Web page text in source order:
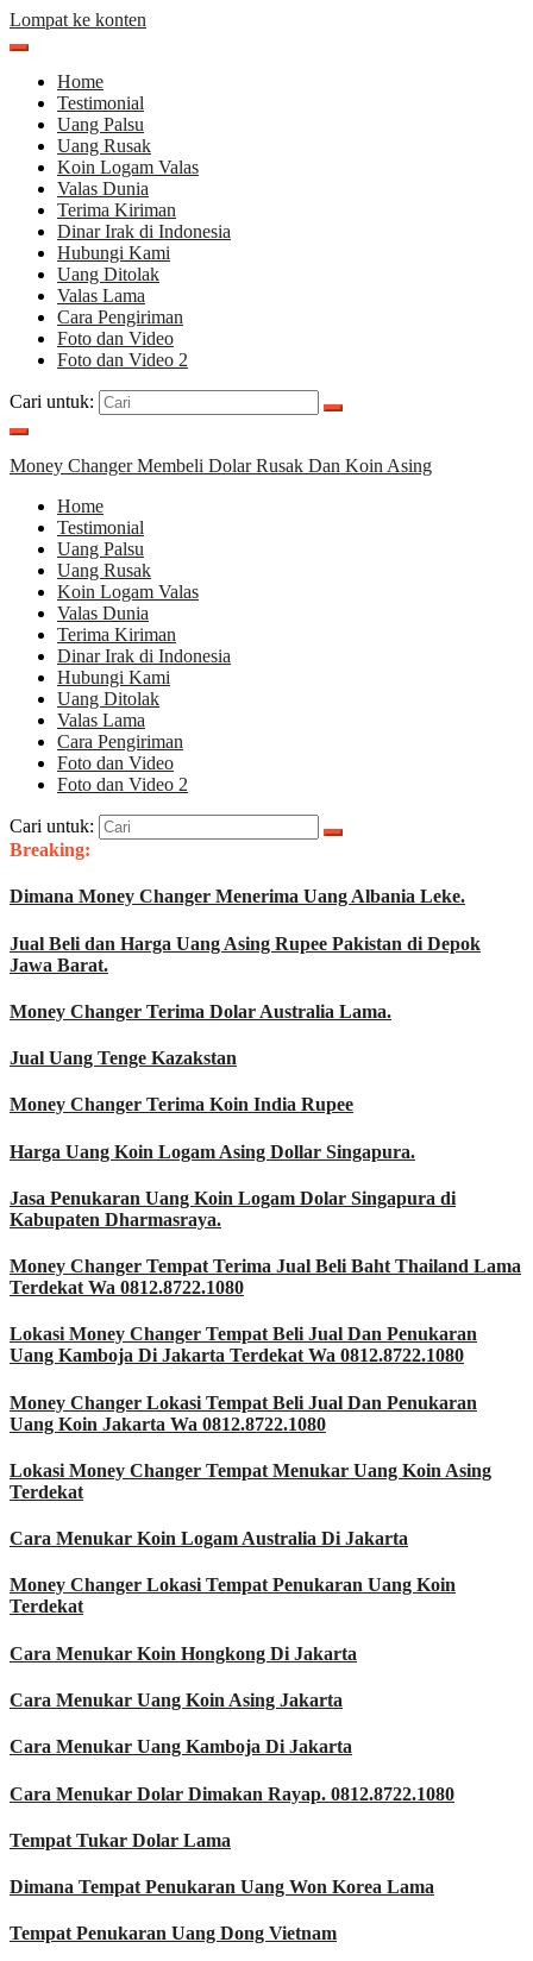
Lompat ke konten
Home
Testimonial
Uang Palsu
Uang Rusak
Koin Logam Valas
Valas Dunia
Terima Kiriman
Dinar Irak di Indonesia
Hubungi Kami
Uang Ditolak
Valas Lama
Cara Pengiriman
Foto dan Video
Foto dan Video 2
Cari untuk:
Money Changer Membeli Dolar Rusak Dan Koin Asing
Home
Testimonial
Uang Palsu
Uang Rusak
Koin Logam Valas
Valas Dunia
Terima Kiriman
Dinar Irak di Indonesia
Hubungi Kami
Uang Ditolak
Valas Lama
Cara Pengiriman
Foto dan Video
Foto dan Video 2
Cari untuk:
Breaking:
Dimana Money Changer Menerima Uang Albania Leke.
Jual Beli dan Harga Uang Asing Rupee Pakistan di Depok
Jawa Barat.
Money Changer Terima Dolar Australia Lama.
Jual Uang Tenge Kazakstan
Money Changer Terima Koin India Rupee
Harga Uang Koin Logam Asing Dollar Singapura.
Jasa Penukaran Uang Koin Logam Dolar Singapura di
Kabupaten Dharmasraya.
Money Changer Tempat Terima Jual Beli Baht Thailand Lama
Terdekat Wa 0812.8722.1080
Lokasi Money Changer Tempat Beli Jual Dan Penukaran
Uang Kamboja Di Jakarta Terdekat Wa 0812.8722.1080
Money Changer Lokasi Tempat Beli Jual Dan Penukaran
Uang Koin Jakarta Wa 0812.8722.1080
Lokasi Money Changer Tempat Menukar Uang Koin Asing
Terdekat
Cara Menukar Koin Logam Australia Di Jakarta
Money Changer Lokasi Tempat Penukaran Uang Koin
Terdekat
Cara Menukar Koin Hongkong Di Jakarta
Cara Menukar Uang Koin Asing Jakarta
Cara Menukar Uang Kamboja Di Jakarta
Cara Menukar Dolar Dimakan Rayap. 0812.8722.1080
Tempat Tukar Dolar Lama
Dimana Tempat Penukaran Uang Won Korea Lama
Tempat Penukaran Uang Dong Vietnam